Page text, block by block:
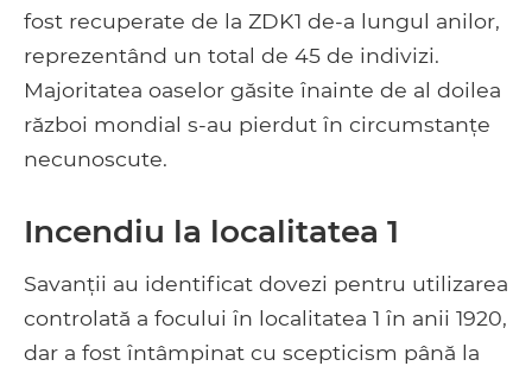
fost recuperate de la ZDK1 de-a lungul anilor,
reprezentând un total de 45 de indivizi.
Majoritatea oaselor găsite înainte de al doilea
război mondial s-au pierdut în circumstanțe
necunoscute.
Incendiu la localitatea 1
Savanții au identificat dovezi pentru utilizarea
controlată a focului în localitatea 1 în anii 1920,
dar a fost întâmpinat cu scepticism până la